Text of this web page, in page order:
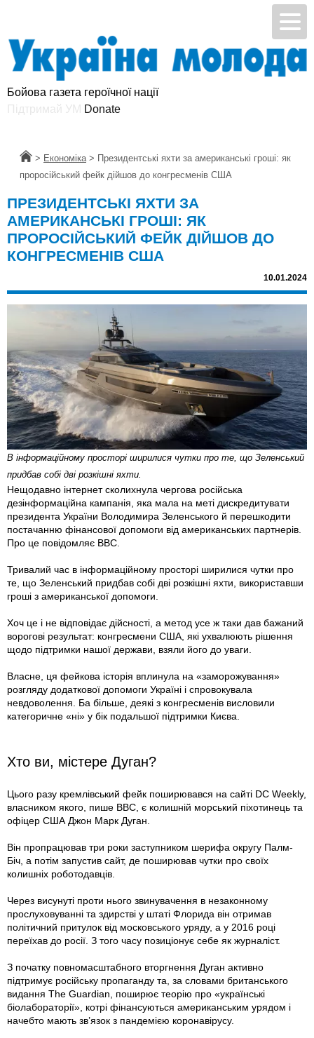
Бойова газета героїчної нації
Підтримай УМ
Donate
Головна
> Економіка > Президентські яхти за американські гроші: як
проросійський фейк дійшов до конгресменів США
ПРЕЗИДЕНТСЬКІ ЯХТИ ЗА
АМЕРИКАНСЬКІ ГРОШІ: ЯК
ПРОРОСІЙСЬКИЙ ФЕЙК ДІЙШОВ ДО
КОНГРЕСМЕНІВ США
10.01.2024
В інформаційному просторі ширилися чутки про те, що Зеленський
придбав собі дві розкішні яхти.
Нещодавно інтернет сколихнула чергова російська
дезінформаційна кампанія, яка мала на меті дискредитувати
президента України Володимира Зеленського й перешкодити
постачанню фінансової допомоги від американських партнерів.
Про це повідомляє BBC.
Тривалий час в інформаційному просторі ширилися чутки про
те, що Зеленський придбав собі дві розкішні яхти, використавши
гроші з американської допомоги.
Хоч це і не відповідає дійсності, а метод усе ж таки дав бажаний
ворогові результат: конгресмени США, які ухвалюють рішення
щодо підтримки нашої держави, взяли його до уваги.
Власне, ця фейкова історія вплинула на «заморожування»
розгляду додаткової допомоги Україні і спровокувала
невдоволення. Ба більше, деякі з конгресменів висловили
категоричне «ні» у бік подальшої підтримки Києва.
Хто ви, містере Дуган?
Цього разу кремлівський фейк поширювався на сайті DC Weekly,
власником якого, пише BBC, є колишній морський піхотинець та
офіцер США Джон Марк Дуган.
Він пропрацював три роки заступником шерифа округу Палм-
Біч, а потім запустив сайт, де поширював чутки про своїх
колишніх роботодавців.
Через висунуті проти нього звинувачення в незаконному
прослуховуванні та здирстві у штаті Флорида він отримав
політичний притулок від московського уряду, а у 2016 році
переїхав до росії. З того часу позиціонує себе як журналіст.
З початку повномасштабного вторгнення Дуган активно
підтримує російську пропаганду та, за словами британського
видання The Guardian, поширює теорію про «українські
біолабораторії», котрі фінансуються американським урядом і
начебто мають зв’язок з пандемією коронавірусу.